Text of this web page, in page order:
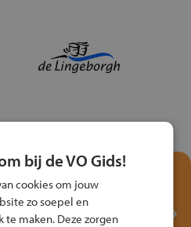
kennis met het
Veilig
bij de VO Gids!
cookies om jouw
zo soepel en
te maken. Deze zorgen